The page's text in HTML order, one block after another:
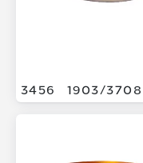
3456 1903/3708